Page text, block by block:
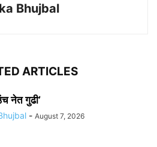
Bhujbal
ARTICLES
नेत गुढी’
- August 7, 2026